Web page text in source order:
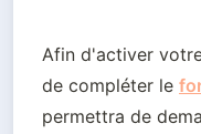
Afin d'activer
de compléter le
permettra de